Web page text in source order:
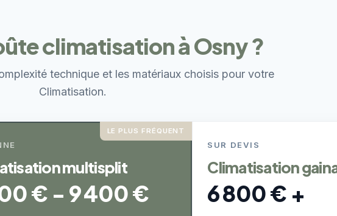
climatisation à Osny ?
technique et les matériaux choisis pour votre
Climatisation.
LE PLUS FRÉQUENT
multisplit
€ - 9 400 €
SUR DEVIS
Climatisation
6 800 € +